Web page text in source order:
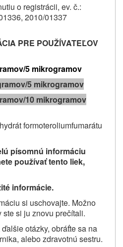
o registrácii, ev. č.:
2010/01337
PRE POUŽÍVATEĽOV
5 mikrogramov
5 mikrogramov
10 mikrogramov
formoteroliumfumarátu
písomnú informáciu
používať tento liek,
informácie.
si uschovajte. Možno
si ju znovu prečítali.
otázky, obráťte sa na
alebozdravotnú sestru.